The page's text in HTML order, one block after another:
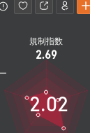
規制指数
2.69
2.02